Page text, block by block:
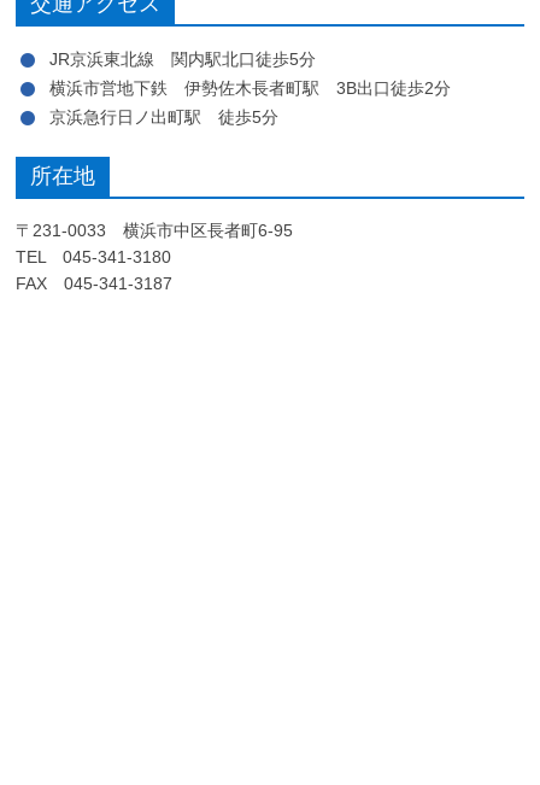
JR京浜東北線 関内駅北口徒歩5分
横浜市営地下鉄 伊勢佐木長者町駅 3B出口徒歩2分
京浜急行日ノ出町駅 徒歩5分
所在地
〒231-0033 横浜市中区長者町6-95
TEL 045-341-3180
FAX 045-341-3187